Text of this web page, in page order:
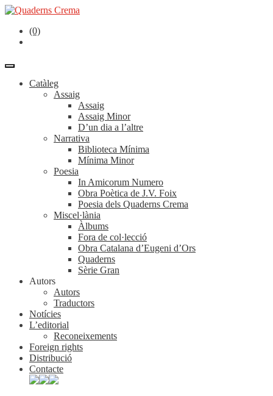
(0)
Catàleg
Assaig
Assaig
Assaig Minor
D’un dia a l’altre
Narrativa
Biblioteca Mínima
Mínima Minor
Poesia
In Amicorum Numero
Obra Poètica de J.V. Foix
Poesia dels Quaderns Crema
Miscel·lània
Àlbums
Fora de col·lecció
Obra Catalana d’Eugeni d’Ors
Quaderns
Sèrie Gran
Autors
Autors
Traductors
Notícies
L’editorial
Reconeixements
Foreign rights
Distribució
Contacte